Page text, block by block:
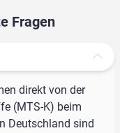
Fragen
direkt von der
(MTS-K) beim
Deutschland sind